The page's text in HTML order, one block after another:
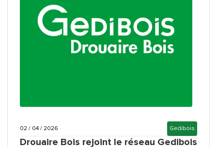
02 / 04 / 2026 Gedibois
Drouaire Bois rejoint le réseau Gedibois